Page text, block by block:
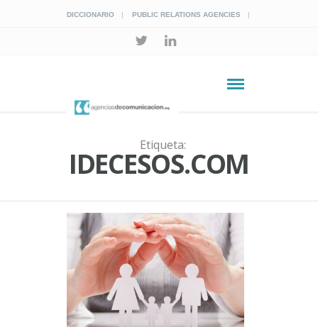
DICCIONARIO PUBLIC RELATIONS AGENCIES
Etiqueta:
IDECESOS.COM